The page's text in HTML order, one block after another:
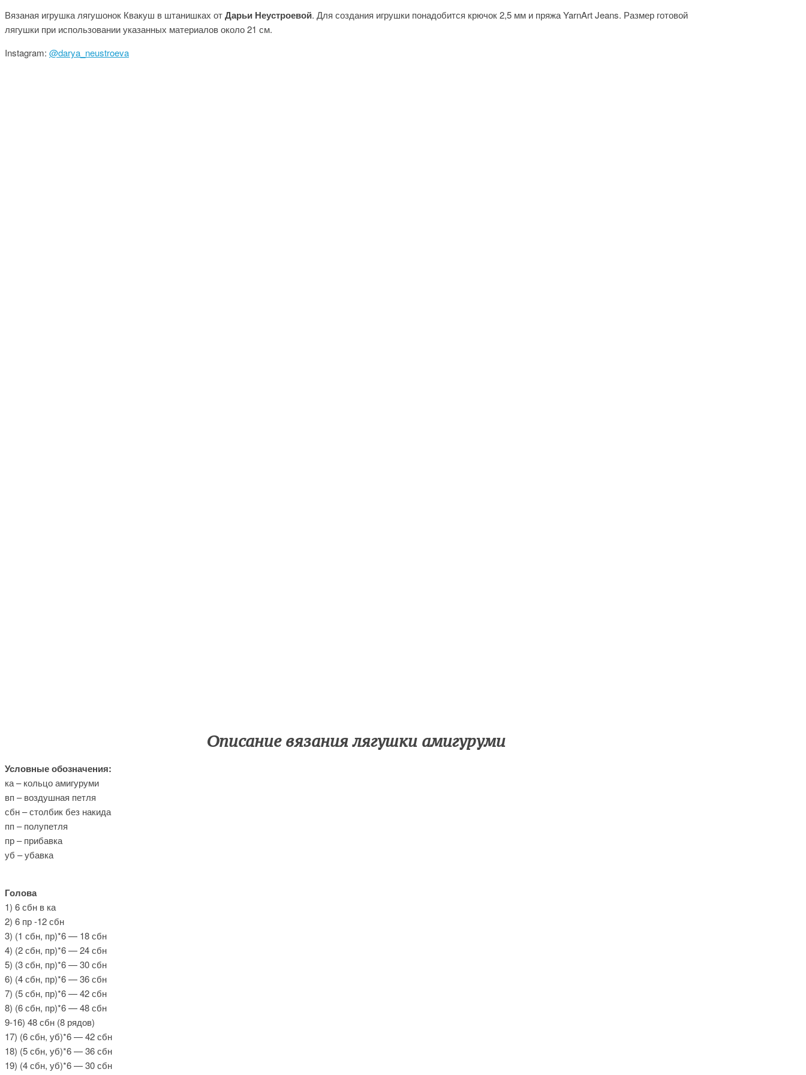
Вязаная игрушка лягушонок Квакуш в штанишках отДарьи Неустроевой. Для создания игрушки понадобится крючок 2,5 мм и пряжа YarnArt Jeans. Размер готовой
лягушки при использовании указанных материалов около 21 см.
Instagram: @darya_neustroeva
Описание вязания лягушки амигуруми
Условные обозначения:
ка – кольцо амигуруми
вп – воздушная петля
сбн – столбик без накида
пп – полупетля
пр – прибавка
уб – убавка
Голова
1) 6 сбн в ка
2) 6 пр -12 сбн
3) (1 сбн, пр)*6 — 18 сбн
4) (2 сбн, пр)*6 — 24 сбн
5) (3 сбн, пр)*6 — 30 сбн
6) (4 сбн, пр)*6 — 36 сбн
7) (5 сбн, пр)*6 — 42 сбн
8) (6 сбн, пр)*6 — 48 сбн
9-16) 48 сбн (8 рядов)
17) (6 сбн, уб)*6 — 42 сбн
18) (5 сбн, уб)*6 — 36 сбн
19) (4 сбн, уб)*6 — 30 сбн